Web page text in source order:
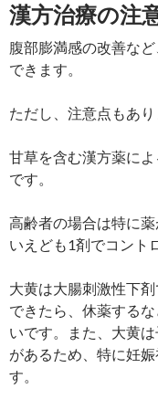
漢方治療の注
腹部膨満感の改善な
できます。
ただし、注意点もあり
甘草を含む漢方薬に
です。
高齢者の場合は特に
いえども1剤でコント
大黄は大腸刺激性下
できたら、休薬する
いです。また、大黄
があるため、特に妊
す。